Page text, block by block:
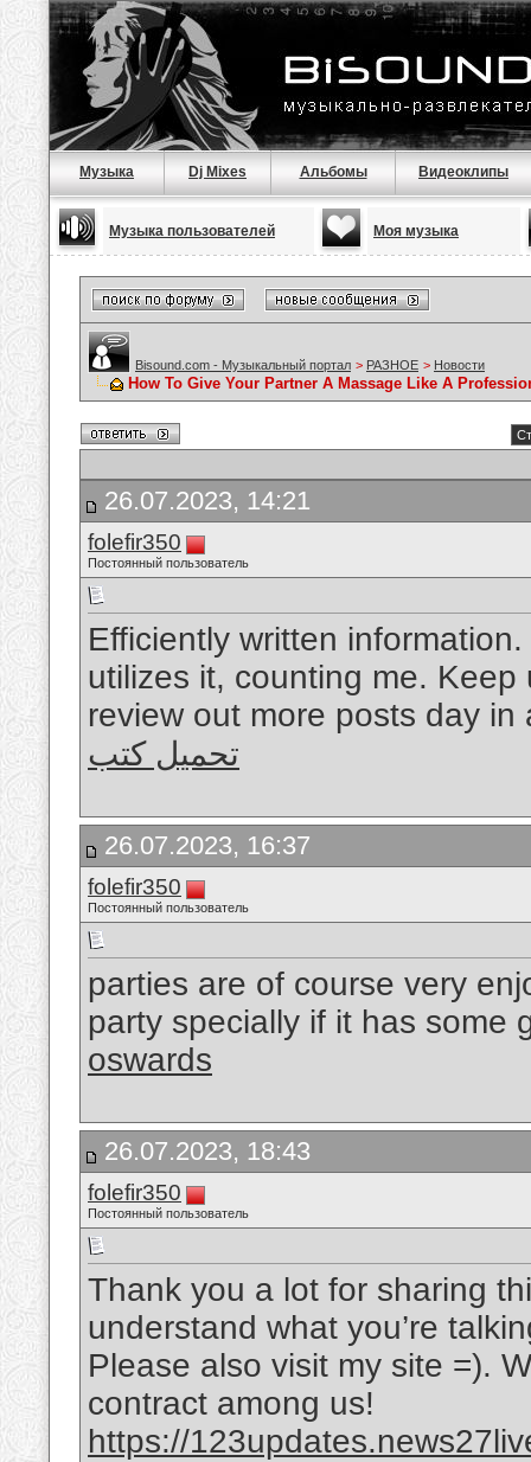
Музыка Dj Mixes Альбомы Видеоклипы
Музыка пользователей Моя музыка
Bisound.com - Музыкальный портал > РАЗНОЕ > Новости
How To Give Your Partner A Massage Like A
26.07.2023, 14:21
folefir350
Постоянный пользователь
Efficiently written
utilizes it, counting me.
review out more posts day in
تحميل كتب
26.07.2023, 16:37
folefir350
Постоянный пользователь
parties are of course very
party specially if it has some
oswards
26.07.2023, 18:43
folefir350
Постоянный пользователь
Thank you a lot for sharing
understand what you’re
Please also visit my site =).
contract among us!
https://